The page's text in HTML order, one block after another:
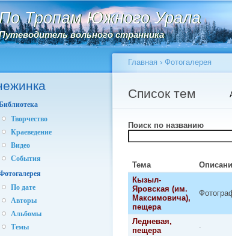
По Тропам Южного Урала
Тропам Южного Урала
Путеводитель вольного странника
вольного странника
меню
Творчество
Краеведение
Видео
События
По дате
Авторы
Альбомы
Темы
Вы здесь
Главная › Фотогалерея
Список тем
Главные вкладки
Поиск по названию
Тема
Кызыл-
Яровская (им.
Максимовича),
пещера
Ледневая,
пещера
.